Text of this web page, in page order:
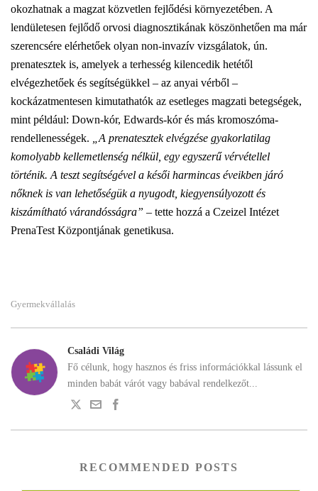
okozhatnak a magzat közvetlen fejlődési környezetében. A
lendületesen fejlődő orvosi diagnosztikának köszönhetően ma már
szerencsére elérhetőek olyan non-invazív vizsgálatok, ún.
prenatesztek is, amelyek a terhesség kilencedik hetétől
elvégezhetőek és segítségükkel – az anyai vérből –
kockázatmentesen kimutathatók az esetleges magzati betegségek,
mint például: Down-kór, Edwards-kór és más kromoszóma-
rendellenességek.
„A prenatesztek elvégzése gyakorlatilag
komolyabb kellemetlenség nélkül, egy egyszerű vérvétellel
történik. A teszt segítségével a késői harmincas éveikben járó
nőknek is van lehetőségük a nyugodt, kiegyensúlyozott és
kiszámítható várandósságra” – tette hozzá a Czeizel Intézet
PrenaTest Központjának genetikusa.
Gyermekvállalás
Családi Világ
Fő célunk, hogy hasznos és friss információkkal lássunk el
minden babát várót vagy babával rendelkezőt...
RECOMMENDED POSTS